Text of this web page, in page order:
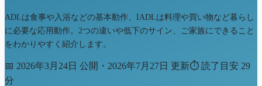
ADLは食事や入浴などの基本動作、IADLは料理や買い物など暮らし
に必要な応用動作。2つの違いや低下のサイン、ご家族にできること
をわかりやすく紹介します。
📅 2026年3月24日 公開・2026年7月27日 更新⏱ 読了目安 29
分